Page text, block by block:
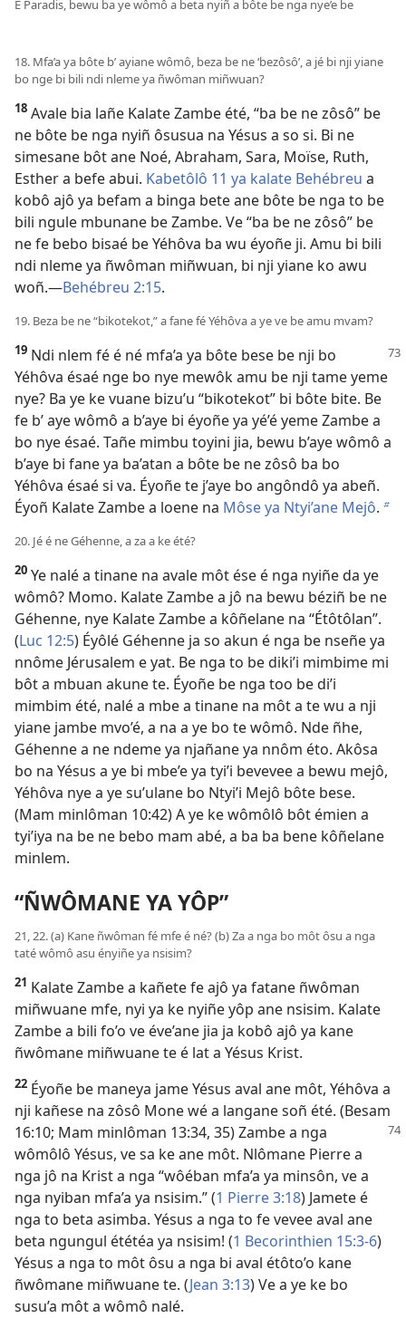
E Paradis, bewu ba ye wômô a beta nyiñ a bôte be nga nye’e be
18. Mfa’a ya bôte b’ ayiane wômô, beza be ne ‘bezôsô’, a jé bi nji yiane
bo nge bi bili ndi nleme ya ñwôman miñwuan?
18 Avale bia lañe Kalate Zambe été, “ba be ne zôsô” be
ne bôte be nga nyiñ ôsusua na Yésus a so si. Bi ne
simesane bôt ane Noé, Abraham, Sara, Moïse, Ruth,
Esther a befe abui. Kabetôlô 11 ya kalate Behébreu a
kobô ajô ya befam a binga bete ane bôte be nga to be
bili ngule mbunane be Zambe. Ve “ba be ne zôsô” be
ne fe bebo bisaé be Yéhôva ba wu éyoñe ji. Amu bi bili
ndi nleme ya ñwôman miñwuan, bi nji yiane ko awu
woñ.​—Behébreu 2:15.
19. Beza be ne “bikotekot,” a fane fé Yéhôva a ye ve be amu mvam?
19 Ndi nlem fé é né mfa’a ya bôte bese be nji bo
Yéhôva ésaé nge bo nye mewôk amu be nji tame yeme
nye? Ba ye ke vuane bizu’u “bikotekot” bi bôte bite. Be
fe b’ aye wômô a b’aye bi éyoñe ya yé’é yeme Zambe a
bo nye ésaé. Tañe mimbu toyini jia, bewu b’aye wômô a
b’aye bi fane ya ba’atan a bôte be ne zôsô ba bo
Yéhôva ésaé si va. Éyoñe te j’aye bo angôndô ya abeñ.
Éyoñ Kalate Zambe a loene na Môse ya Ntyi’ane Mejô. b
20. Jé é ne Géhenne, a za a ke été?
20 Ye nalé a tinane na avale môt ése é nga nyiñe da ye
wômô? Momo. Kalate Zambe a jô na bewu béziñ be ne
Géhenne, nye Kalate Zambe a kôñelane na “Étôtôlan”.
(Luc 12:5) Éyôlé Géhenne ja so akun é nga be nseñe ya
nnôme Jérusalem e yat. Be nga to be diki’i mimbime mi
bôt a mbuan akune te. Éyoñe be nga too be di’i
mimbim été, nalé a mbe a tinane na môt a te wu a nji
yiane jambe mvo’é, a na a ye bo te wômô. Nde ñhe,
Géhenne a ne ndeme ya njañane ya nnôm éto. Akôsa
bo na Yésus a ye bi mbe’e ya tyi’i bevevee a bewu mejô,
Yéhôva nye a ye su’ulane bo Ntyi’i Mejô bôte bese.
(Mam minlôman 10:42) A ye ke wômôlô bôt émien a
tyi’iya na be ne bebo mam abé, a ba ba bene kôñelane
minlem.
“ÑWÔMANE YA YÔP”
21, 22. (a) Kane ñwôman fé mfe é né? (b) Za a nga bo môt ôsu a nga
taté wômô asu ényiñe ya nsisim?
21 Kalate Zambe a kañete fe ajô ya fatane ñwôman
miñwuane mfe, nyi ya ke nyiñe yôp ane nsisim. Kalate
Zambe a bili fo’o ve éve’ane jia ja kobô ajô ya kane
ñwômane miñwuane te é lat a Yésus Krist.
22 Éyoñe be maneya jame Yésus aval ane môt, Yéhôva a
nji kañese na zôsô Mone wé a langane soñ été. (Besam
16:10; Mam minlôman 13:34, 35) Zambe a nga
wômôlô Yésus, ve sa ke ane môt. Nlômane Pierre a
nga jô na Krist a nga “wôéban mfa’a ya minsôn, ve a
nga nyiban mfa’a ya nsisim.” (1 Pierre 3:18) Jamete é
nga to beta asimba. Yésus a nga to fe vevee aval ane
beta ngungul ététéa ya nsisim! (1 Becorinthien 15:3-6)
Yésus a nga to môt ôsu a nga bi aval étôto’o kane
ñwômane miñwuane te. (Jean 3:13) Ve a ye ke bo
susu’a môt a wômô nalé.